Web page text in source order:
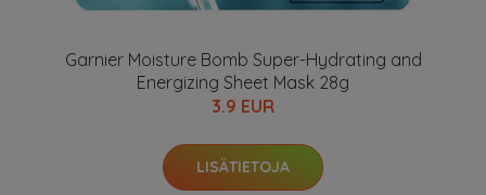
Garnier Moisture Bomb Super-Hydrating and
Energizing Sheet Mask 28g
3.9 EUR
LISÄTIETOJA